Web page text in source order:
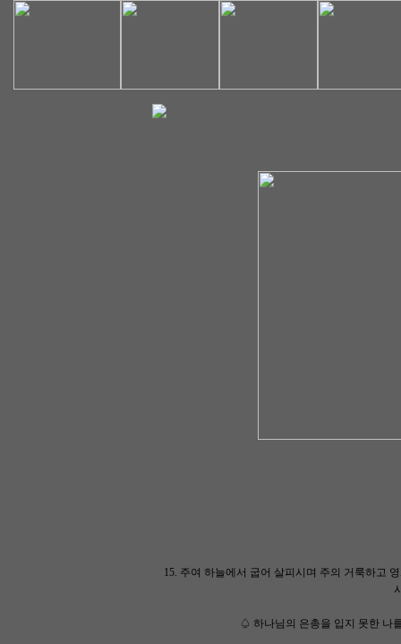
15. 주여 하늘에서 굽어 살피시며 주의 거룩하고
♤ 하나님의 은총을 입지 못한 나